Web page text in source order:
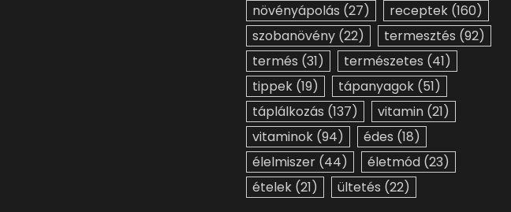
növényápolás (27) receptek (160)
szobanövény (22) termesztés (92)
termés (31) természetes (41)
tippek (19) tápanyagok (51)
táplálkozás (137) vitamin (21)
vitaminok (94) édes (18)
élelmiszer (44) életmód (23)
ételek (21) ültetés (22)